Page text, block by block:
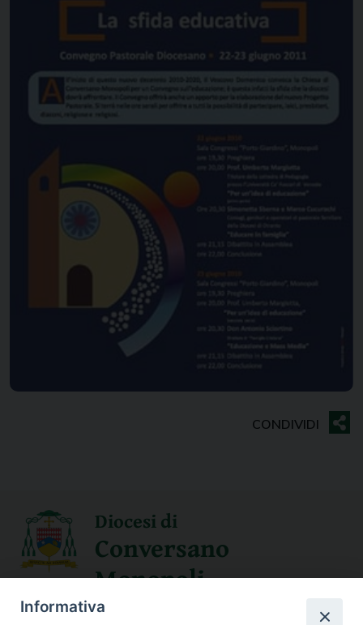
Diocesi di
Conversano
Monopoli
Informativa